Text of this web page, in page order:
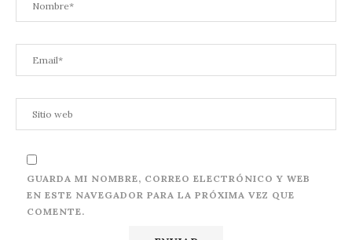
GUARDA MI NOMBRE, CORREO ELECTRÓNICO Y WEB
EN ESTE NAVEGADOR PARA LA PRÓXIMA VEZ QUE
COMENTE.